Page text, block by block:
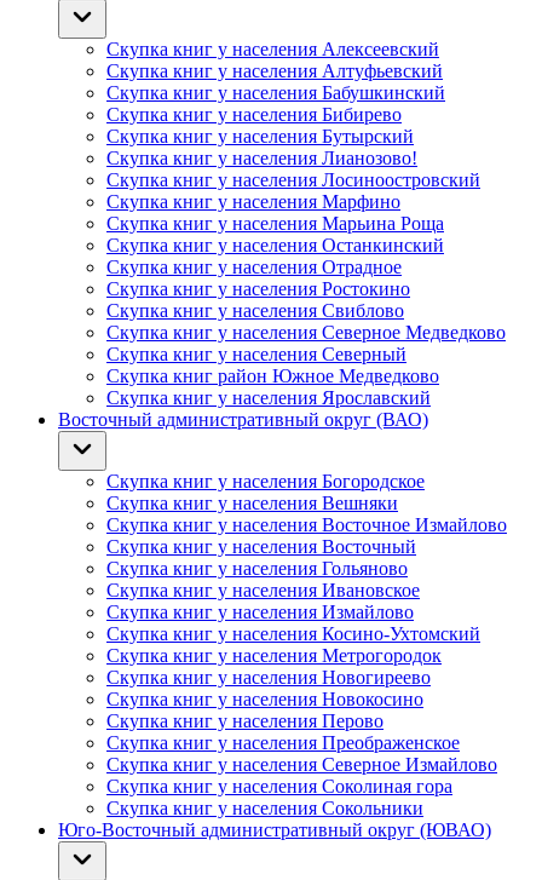
Скупка книг у населения Алексеевский
Скупка книг у населения Алтуфьевский
Скупка книг у населения Бабушкинский
Скупка книг у населения Бибирево
Скупка книг у населения Бутырский
Скупка книг у населения Лианозово!
Скупка книг у населения Лосиноостровский
Скупка книг у населения Марфино
Скупка книг у населения Марьина Роща
Скупка книг у населения Останкинский
Скупка книг у населения Отрадное
Скупка книг у населения Ростокино
Скупка книг у населения Свиблово
Скупка книг у населения Северное Медведково
Скупка книг у населения Северный
Скупка книг район Южное Медведково
Скупка книг у населения Ярославский
Восточный административный округ (ВАО)
Скупка книг у населения Богородское
Скупка книг у населения Вешняки
Скупка книг у населения Восточное Измайлово
Скупка книг у населения Восточный
Скупка книг у населения Гольяново
Скупка книг у населения Ивановское
Скупка книг у населения Измайлово
Скупка книг у населения Косино-Ухтомский
Скупка книг у населения Метрогородок
Скупка книг у населения Новогиреево
Скупка книг у населения Новокосино
Скупка книг у населения Перово
Скупка книг у населения Преображенское
Скупка книг у населения Северное Измайлово
Скупка книг у населения Соколиная гора
Скупка книг у населения Сокольники
Юго-Восточный административный округ (ЮВАО)